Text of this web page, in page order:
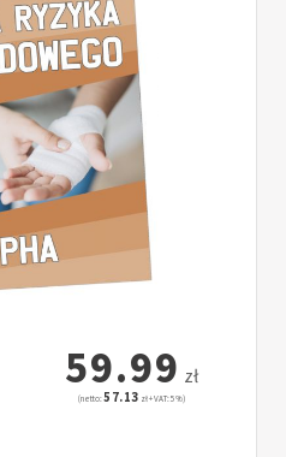
59.99 zł
(netto:57.13 zł + VAT: 5%)